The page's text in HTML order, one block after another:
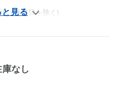
（休業日を除く)
庫なし